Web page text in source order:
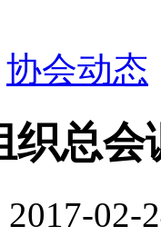
协会动态
织总会
02-